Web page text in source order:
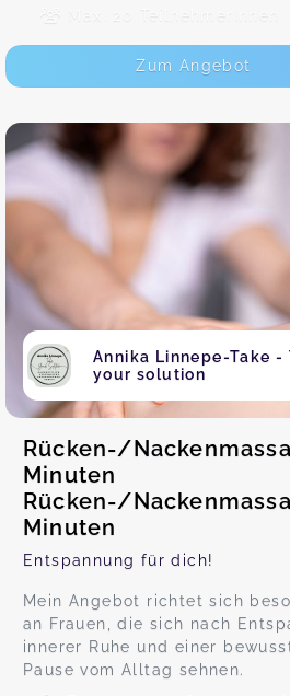
Max. 20 TeilnehmerInnen
Zum Angebot
Annika Linnepe-Take -
your solution
Rücken-/
Minuten
Rücken-/
Minuten
Entspannung für dich!
Mein Angebot richtet sich
an Frauen, die sich nach
innerer Ruhe und einer
Pause vom Alltag sehnen.